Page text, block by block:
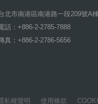
北市南港區南港路一段209號A
話： +886-2-2785-7888
真：+886-2-2786-5656
私權聲明 使用條款